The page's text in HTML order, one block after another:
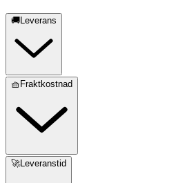
🚚Leverans
🧺Fraktkostnad
🚀Leveranstid